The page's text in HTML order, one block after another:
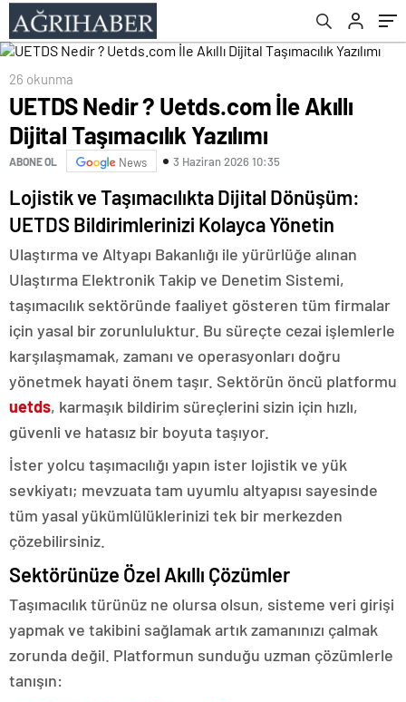
26 okunma
UETDS Nedir ? Uetds.com İle Akıllı
Dijital Taşımacılık Yazılımı
ABONE OL News 3 Haziran 2026 10:35
Lojistik ve Taşımacılıkta Dijital Dönüşüm:
UETDS Bildirimlerinizi Kolayca Yönetin
Ulaştırma ve Altyapı Bakanlığı ile yürürlüğe alınan
Ulaştırma Elektronik Takip ve Denetim Sistemi,
taşımacılık sektöründe faaliyet gösteren tüm firmalar
için yasal bir zorunluluktur. Bu süreçte cezai işlemlerle
karşılaşmamak, zamanı ve operasyonları doğru
yönetmek hayati önem taşır. Sektörün öncü platformu
uetds, karmaşık bildirim süreçlerini sizin için hızlı,
güvenli ve hatasız bir boyuta taşıyor.
İster yolcu taşımacılığı yapın ister lojistik ve yük
sevkiyatı; mevzuata tam uyumlu altyapısı sayesinde
tüm yasal yükümlülüklerinizi tek bir merkezden
çözebilirsiniz.
Sektörünüze Özel Akıllı Çözümler
Taşımacılık türünüz ne olursa olsun, sisteme veri girişi
yapmak ve takibini sağlamak artık zamanınızı çalmak
zorunda değil. Platformun sunduğu uzman çözümlerle
tanışın: